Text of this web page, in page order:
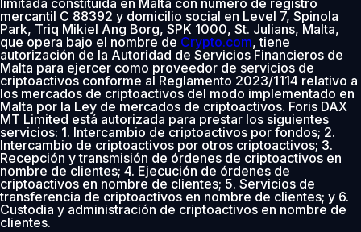
Añadir
limitada constituida en Malta con número de registro
mercantil C 88392 y domicilio social en Level 7, Spinola
Park, Triq Mikiel Ang Borg, SPK 1000, St. Julians, Malta,
que opera bajo el nombre de Crypto.com, tiene
autorización de la Autoridad de Servicios Financieros de
Malta para ejercer como proveedor de servicios de
criptoactivos conforme al Reglamento 2023/1114 relativo a
los mercados de criptoactivos del modo implementado en
Malta por la Ley de mercados de criptoactivos. Foris DAX
MT Limited está autorizada para prestar los siguientes
servicios: 1. Intercambio de criptoactivos por fondos; 2.
Intercambio de criptoactivos por otros criptoactivos; 3.
Recepción y transmisión de órdenes de criptoactivos en
nombre de clientes; 4. Ejecución de órdenes de
criptoactivos en nombre de clientes; 5. Servicios de
transferencia de criptoactivos en nombre de clientes; y 6.
Custodia y administración de criptoactivos en nombre de
clientes.